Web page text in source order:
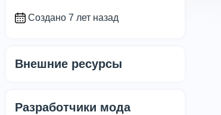
Создано 7 лет назад
Внешние ресурсы
Разработчики мода